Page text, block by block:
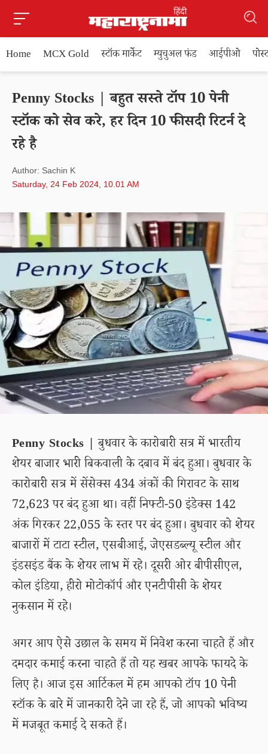
Home MCX Gold स्टॉक मार्केट म्युचुअल फंड आईपीओ
Penny Stocks | बहुत सस्ते टॉप 10 पेनी
स्टॉक को सेव करे, हर दिन 10 फीसदी रिटर्न दे
रहे है
Author: Sachin K
Saturday, 24 Feb 2024, 10.01 AM
Penny Stocks | बुधवार के कारोबारी सत्र में भारतीय
शेयर बाजार भारी बिकवाली के दबाव में बंद हुआ। बुधवार के
कारोबारी सत्र में सेंसेक्स 434 अंकों की गिरावट के साथ
72,623 पर बंद हुआ था। वहीं निफ्टी-50 इंडेक्स 142
अंक गिरकर 22,055 के स्तर पर बंद हुआ। बुधवार को शेयर
बाजारों में टाटा स्टील, एसबीआई, जेएसडब्ल्यू स्टील और
इंडसइंड बैंक के शेयर लाभ में रहे। दूसरी ओर बीपीसीएल,
कोल इंडिया, हीरो मोटोकॉर्प और एनटीपीसी के शेयर
नुकसान में रहे।
अगर आप ऐसे उछाल के समय में निवेश करना चाहते हैं और
दमदार कमाई करना चाहते हैं तो यह खबर आपके फायदे के
लिए है। आज इस आर्टिकल में हम आपको टॉप 10 पेनी
स्टॉक के बारे में जानकारी देने जा रहे हैं, जो आपको भविष्य
में मजबूत कमाई दे सकते हैं।